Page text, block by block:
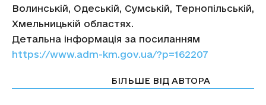
Волинській, Одеській, Сумській, Тернопільській,
Хмельницькій областях.
Детальна інформація за посиланням
https://www.adm-km.gov.ua/?p=162207
БІЛЬШЕ ВІД АВТОРА